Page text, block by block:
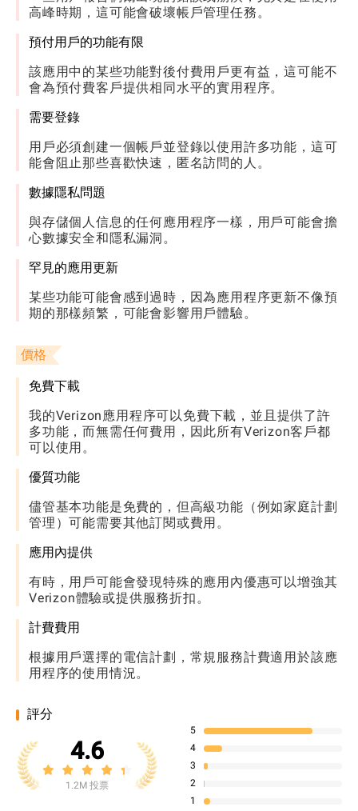
高峰時期，這可能會破壞帳戶管理任務。
預付用戶的功能有限
該應用中的某些功能對後付費用戶更有益，這可能不
會為預付費客戶提供相同水平的實用程序。
需要登錄
用戶必須創建一個帳戶並登錄以使用許多功能，這可
能會阻止那些喜歡快速，匿名訪問的人。
數據隱私問題
與存儲個人信息的任何應用程序一樣，用戶可能會擔
心數據安全和隱私漏洞。
罕見的應用更新
某些功能可能會感到過時，因為應用程序更新不像預
期的那樣頻繁，可能會影響用戶體驗。
價格
免費下載
我的Verizon應用程序可以免費下載，並且提供了許
多功能，而無需任何費用，因此所有Verizon客戶都
可以使用。
優質功能
儘管基本功能是免費的，但高級功能（例如家庭計劃
管理）可能需要其他訂閱或費用。
應用內提供
有時，用戶可能會發現特殊的應用內優惠可以增強其
Verizon體驗或提供服務折扣。
計費費用
根據用戶選擇的電信計劃，常規服務計費適用於該應
用程序的使用情況。
評分
4.6
1.2M 投票
5
4
3
2
1